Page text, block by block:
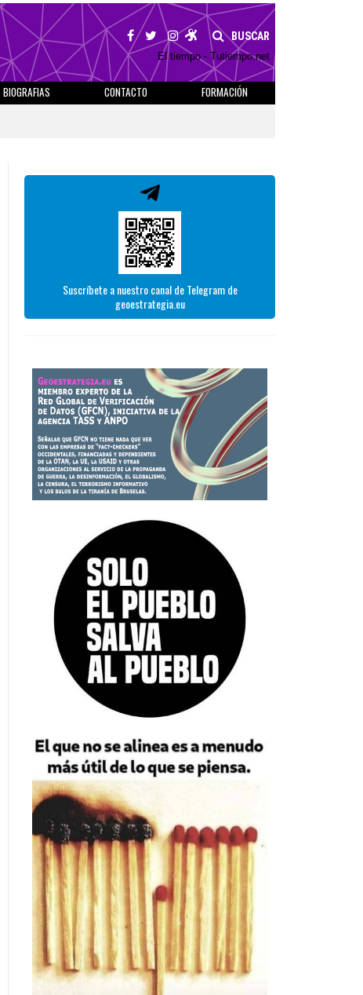
BUSCAR
El tiempo - Tutiempo.net
BIOGRAFIAS CONTACTO
FORMACIÓN
Suscríbete a nuestro canal de Telegram de
geoestrategia.eu